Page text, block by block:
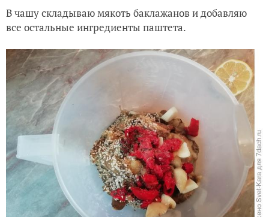
В чашу складываю мякоть баклажанов и добавляю
все остальные ингредиенты паштета.